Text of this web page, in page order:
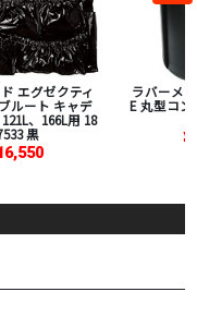
エグゼクティ
ルート キャデ
、166L用 18
黒
ラバーメ
E 丸型コン